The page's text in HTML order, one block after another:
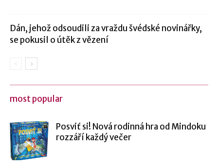
Dán, jehož odsoudili za vraždu švédské novinářky,
se pokusil o útěk z vězení
most popular
Posviť si! Nová rodinná hra od Mindoku
rozzáří každý večer